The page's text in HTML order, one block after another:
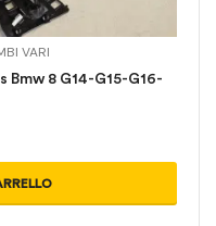
VARI
Bmw 8 G14-G15-G16-